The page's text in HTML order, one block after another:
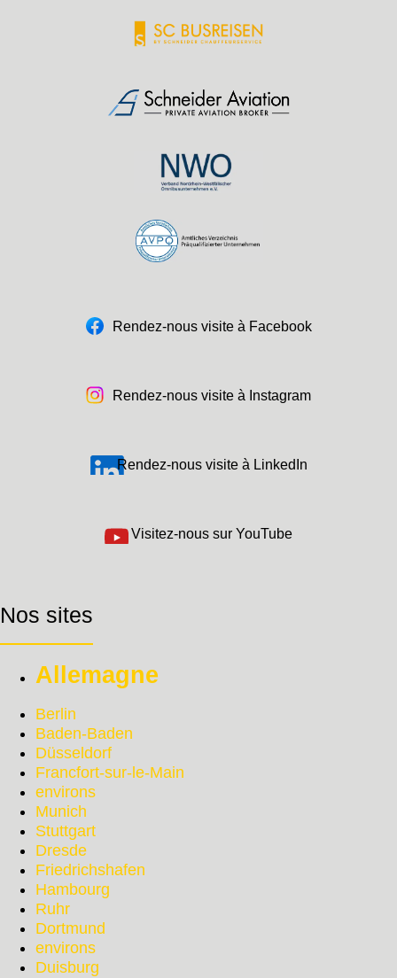
Rendez-nous visite à Facebook
Rendez-nous visite à Instagram
Rendez-nous visite à LinkedIn
Visitez-nous sur YouTube
Nos sites
Allemagne
Berlin
Baden-Baden
Düsseldorf
Francfort-sur-le-Main
environs
Munich
Stuttgart
Dresde
Friedrichshafen
Hambourg
Ruhr
Dortmund
environs
Duisburg